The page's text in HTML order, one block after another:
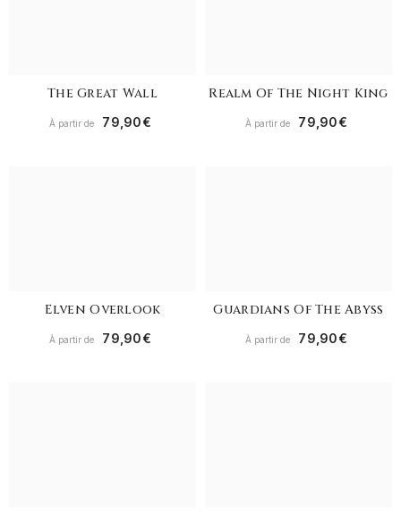
The Great Wall
À partir de 79,90€
Realm Of The Night King
À partir de 79,90€
Elven Overlook
À partir de 79,90€
Guardians Of The Abyss
À partir de 79,90€